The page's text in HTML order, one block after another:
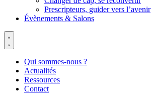
Prescripteurs, guider vers l’avenir
Évènements & Salons
Qui sommes-nous ?
Actualités
Ressources
Contact